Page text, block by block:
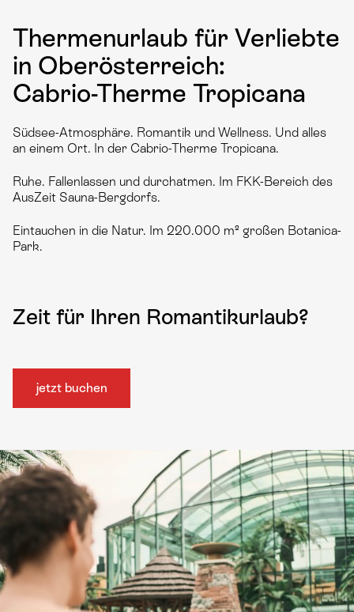
Thermenurlaub für Verliebte
in Oberösterreich:
Cabrio-Therme Tropicana
Südsee-Atmosphäre. Romantik und Wellness. Und alles
an einem Ort. In der Cabrio-Therme Tropicana.
Ruhe. Fallenlassen und durchatmen. Im FKK-Bereich des
AusZeit Sauna-Bergdorfs.
Eintauchen in die Natur. Im 220.000 m² großen Botanica-
Park.
Zeit für Ihren Romantikurlaub?
jetzt buchen